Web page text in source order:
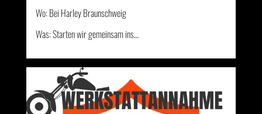
Wo: Bei Harley Braunschweig
Was: Starten wir gemeinsam ins…